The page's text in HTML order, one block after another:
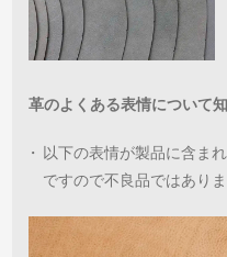
革のよくある表情について
・ 以下の表情が製品に含ま
ですので不良品ではありま